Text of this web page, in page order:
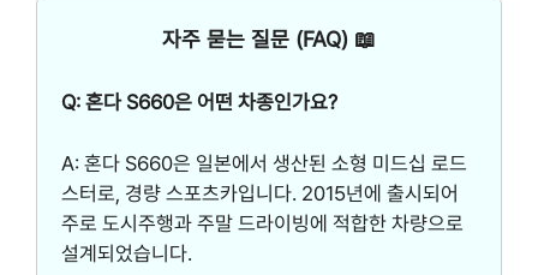
자주 묻는 질문 (FAQ) 📖
Q: 혼다 S660은 어떤 차종인가요?
A: 혼다 S660은 일본에서 생산된 소형 미드십 로드
스터로, 경량 스포츠카입니다. 2015년에 출시되어
주로 도시주행과 주말 드라이빙에 적합한 차량으로
설계되었습니다.